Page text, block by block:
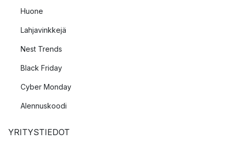
Huone
Lahjavinkkejä
Nest Trends
Black Friday
Cyber Monday
Alennuskoodi
YRITYSTIEDOT